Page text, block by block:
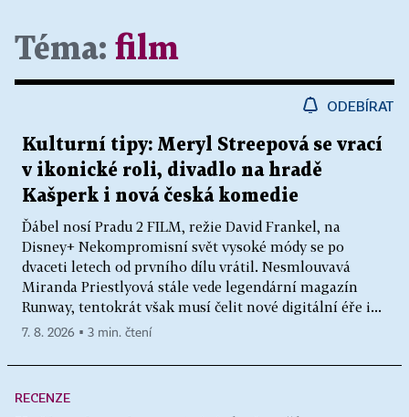
Téma: film
ODEBÍRAT
Kulturní tipy: Meryl Streepová se vrací
v ikonické roli, divadlo na hradě
Kašperk i nová česká komedie
Ďábel nosí Pradu 2 FILM, režie David Frankel, na
Disney+ Nekompromisní svět vysoké módy se po
dvaceti letech od prvního dílu vrátil. Nesmlouvavá
Miranda Priestlyová stále vede legendární magazín
Runway, tentokrát však musí čelit nové digitální éře i...
7. 8. 2026 ▪ 3 min. čtení
RECENZE